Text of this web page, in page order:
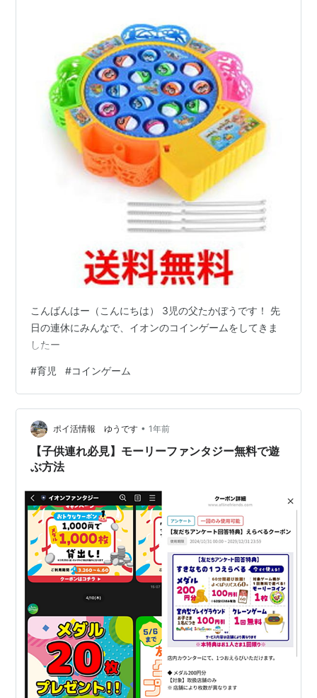
こんばんはー（こんにちは） 3児の父たかぼうです！ 先
日の連休にみんなで、イオンのコインゲームをしてきま
したー
#育児 #コインゲーム
ポイ活情報 ゆうです • 1年前
【子供連れ必見】モーリーファンタジー無料で遊
ぶ方法